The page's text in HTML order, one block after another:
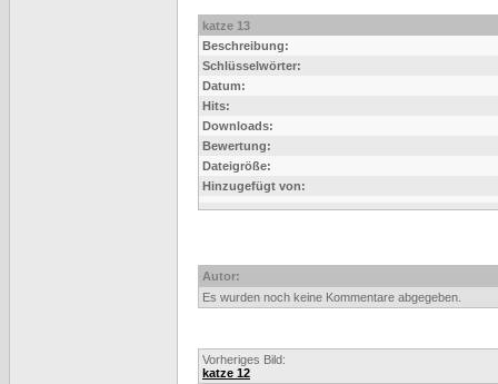
katze 13
Beschreibung:
Schlüsselwörter:
Datum:
Hits:
Downloads:
Bewertung:
Dateigröße:
Hinzugefügt von:
Autor:
Es wurden noch keine Kommentare abgegeben.
Vorheriges Bild:
katze 12